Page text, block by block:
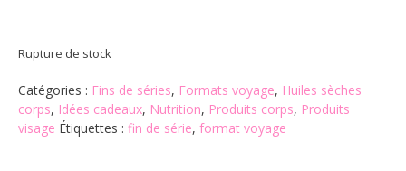
Rupture de stock
Catégories : Fins de séries, Formats voyage, Huiles sèches
corps, Idées cadeaux, Nutrition, Produits corps, Produits
visage Étiquettes : fin de série, format voyage